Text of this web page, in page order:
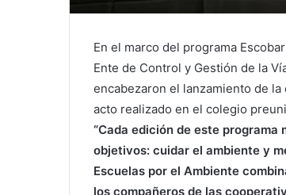
En el marco del programa
Ente de Control y Gestión de la
encabezaron el lanzamiento de
acto realizado en el colegio
“Cada edición de este programa
objetivos: cuidar el ambiente y
Escuelas por el Ambiente
los compañeros de las